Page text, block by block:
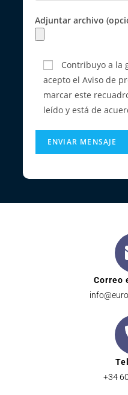
Adjuntar archivo
Contribuyo a la
acepto el Aviso de
marcar este
leído y está de
Correo
+34